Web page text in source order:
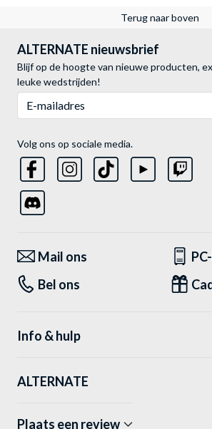
Terug naar boven
ALTERNATE nieuwsbrief
Blijf op de hoogte van nieuwe producten,
leuke wedstrijden!
Volg ons op sociale media.
Mail ons
Bel ons
Info & hulp
ALTERNATE
Plaats een review